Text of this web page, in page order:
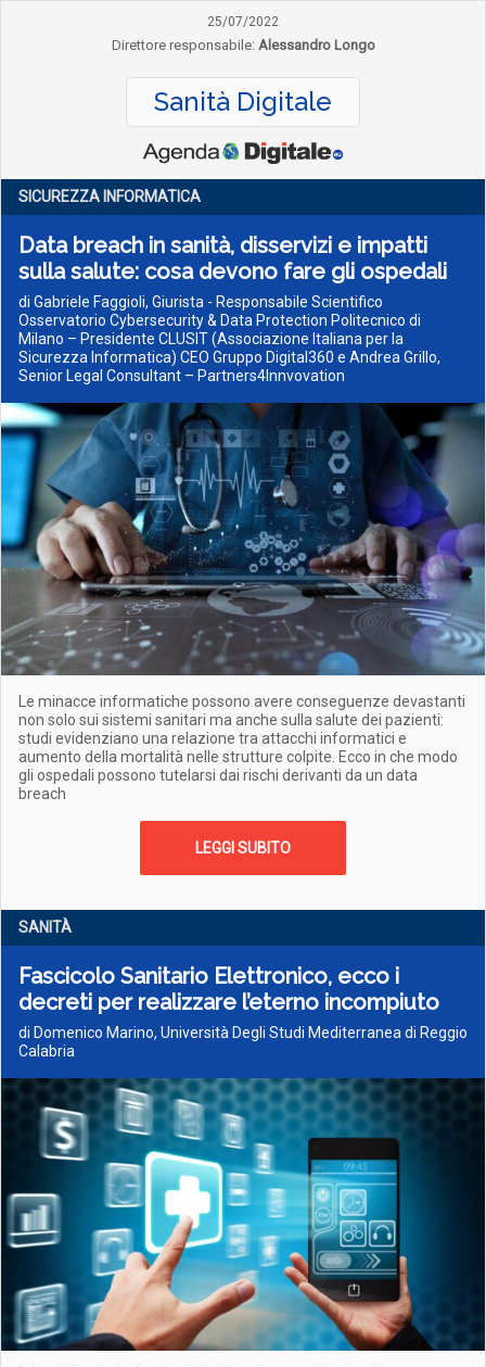
25/07/2022
Direttore responsabile: Alessandro Longo
Sanità Digitale
SICUREZZA INFORMATICA
Data breach in sanità, disservizi e impatti
sulla salute: cosa devono fare gli ospedali
di Gabriele Faggioli, Giurista - Responsabile Scientifico
Osservatorio Cybersecurity & Data Protection Politecnico di
Milano – Presidente CLUSIT (Associazione Italiana per la
Sicurezza Informatica) CEO Gruppo Digital360 e Andrea Grillo,
Senior Legal Consultant – Partners4Innvovation
Le minacce informatiche possono avere conseguenze devastanti
non solo sui sistemi sanitari ma anche sulla salute dei pazienti:
studi evidenziano una relazione tra attacchi informatici e
aumento della mortalità nelle strutture colpite. Ecco in che modo
gli ospedali possono tutelarsi dai rischi derivanti da un data
breach
LEGGI SUBITO
SANITÀ
Fascicolo Sanitario Elettronico, ecco i
decreti per realizzare l’eterno incompiuto
di Domenico Marino, Università Degli Studi Mediterranea di Reggio
Calabria